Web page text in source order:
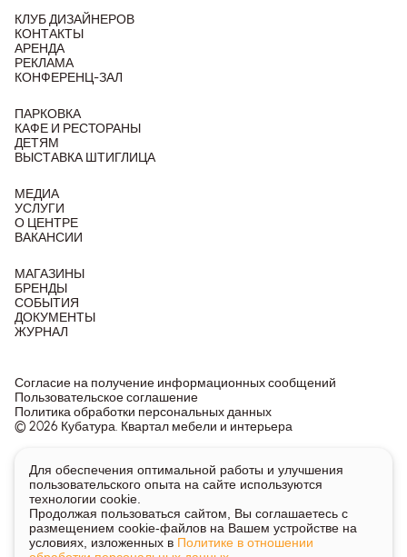
КЛУБ ДИЗАЙНЕРОВ
КОНТАКТЫ
АРЕНДА
РЕКЛАМА
КОНФЕРЕНЦ-ЗАЛ
ПАРКОВКА
КАФЕ И РЕСТОРАНЫ
ДЕТЯМ
ВЫСТАВКА ШТИГЛИЦА
МЕДИА
УСЛУГИ
О ЦЕНТРЕ
ВАКАНСИИ
МАГАЗИНЫ
БРЕНДЫ
СОБЫТИЯ
ДОКУМЕНТЫ
ЖУРНАЛ
© 2026 Кубатура. Квартал мебели и интерьера
Согласие на получение информационных сообщений
Пользовательское соглашение
Политика обработки персональных данных
Информация о товарах и ценах на сайте не является
публичной офертой, носит исключительно информационный
характер.
Для получения подробной информации о наличии и стоимости
указанных товаров и услуг напишите или позвоните нам.
Для обеспечения оптимальной работы и улучшения
пользовательского опыта на сайте используются
технологии cookie.
Продолжая пользоваться сайтом, Вы соглашаетесь с
размещением cookie-файлов на Вашем устройстве на
условиях, изложенных в Политике в отношении